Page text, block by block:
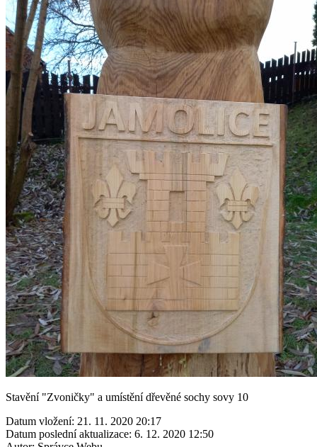
Stavění "Zvoničky" a umístění dřevěné sochy sovy 10
Datum vložení: 21. 11. 2020 20:17
Datum poslední aktualizace: 6. 12. 2020 12:50